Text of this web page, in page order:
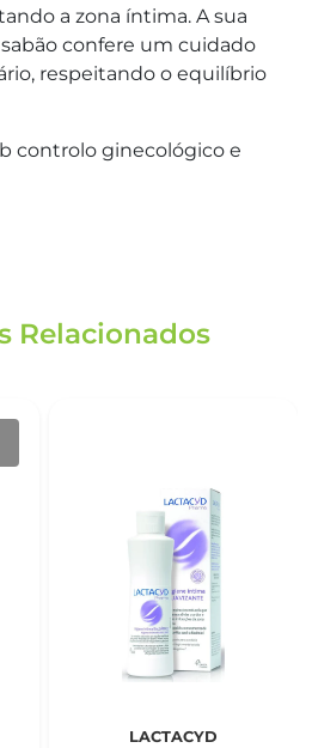
a zona íntima. A sua
confere um cuidado
respeitando o equilíbrio
controlo ginecológico e
Relacionados
LACTACYD